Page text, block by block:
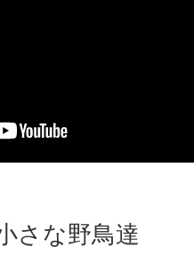
さな野鳥達